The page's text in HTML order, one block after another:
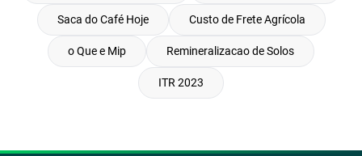
Saca do Café Hoje Custo de Frete Agrícola
o Que e Mip Remineralizacao de Solos
ITR 2023